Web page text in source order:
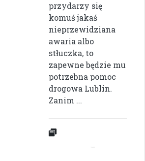
przydarzy się
komuś jakaś
nieprzewidziana
awaria albo
stłuczka, to
zapewne będzie mu
potrzebna pomoc
drogowa Lublin.
Zanim ...